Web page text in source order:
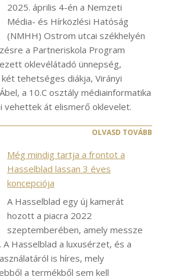
2025. április 4-én a Nemzeti
Média- és Hírközlési Hatóság
(NMHH) Ostrom utcai székhelyén
a Partneriskola Program
oklevélátadó ünnepség,
tehetséges diákja, Virányi
a 10.C osztály médiainformatika
vehettek át elismerő oklevelet.
OLVASD TOVÁBB
Még mindig tartja a frontot a
Hasselblad lassan 3 éves
koncepciója
A Hasselblad egy új kamerát
hozott a piacra 2022
szeptemberében, amely messze
Hasselblad a luxusérzet, és a
is híres, mely
a termékből sem kell